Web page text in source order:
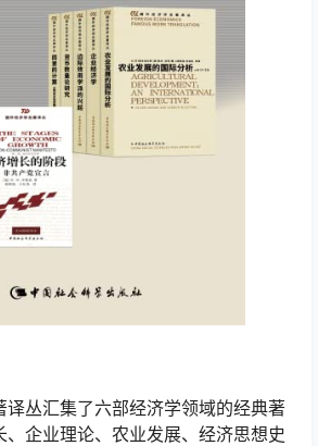
译丛汇集了六部经济学领域的经典著
、企业理论、农业发展、经济思想史